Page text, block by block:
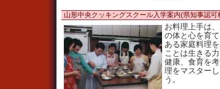
山形中央クッキングスクール入学案内(県知事認可
お料理上手は
の体と心を育
ある家庭料理
ことは生きる
健康、食育を
理をマスター
う。